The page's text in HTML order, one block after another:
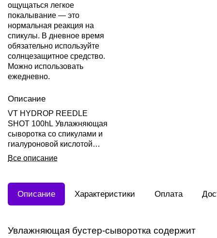
ощущаться легкое
покалывание — это
нормальная реакция на
спикулы. В дневное время
обязательно используйте
солнцезащитное средство.
Можно использовать
ежедневно.
Описание
VT HYDROP REEDLE
SHOT 100hL Увлажняющая
сыворотка со спикулами и
гиалуроновой кислотой
"100" 50мл
Все описание
Описание Характеристики Оплата
Увлажняющая бустер-сыворотка содержит